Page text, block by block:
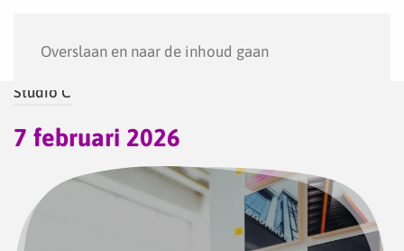
Overslaan en naar de inhoud gaan
Studio C
7 februari 2026